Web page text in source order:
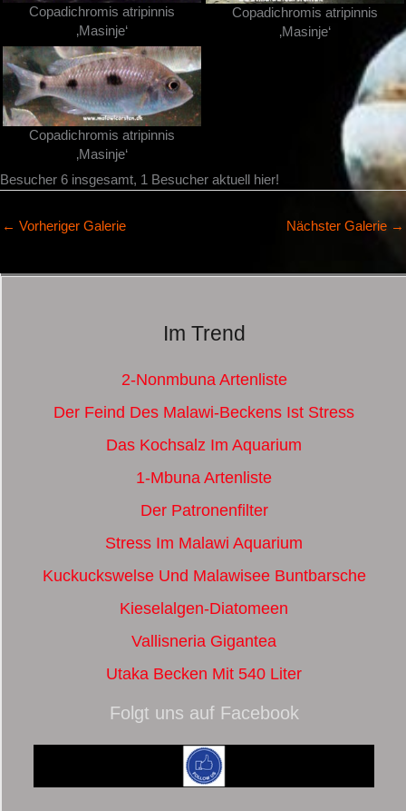
Copadichromis atripinnis
‚Masinje‘
Copadichromis atripinnis
‚Masinje‘
Copadichromis atripinnis
‚Masinje‘
Besucher 6 insgesamt, 1 Besucher aktuell hier!
← Vorheriger Galerie Nächster Galerie →
Im Trend
2-Nonmbuna Artenliste
Der Feind Des Malawi-Beckens Ist Stress
Das Kochsalz Im Aquarium
1-Mbuna Artenliste
Der Patronenfilter
Stress Im Malawi Aquarium
Kuckuckswelse Und Malawisee Buntbarsche
Kieselalgen-Diatomeen
Vallisneria Gigantea
Utaka Becken Mit 540 Liter
Folgt uns auf Facebook